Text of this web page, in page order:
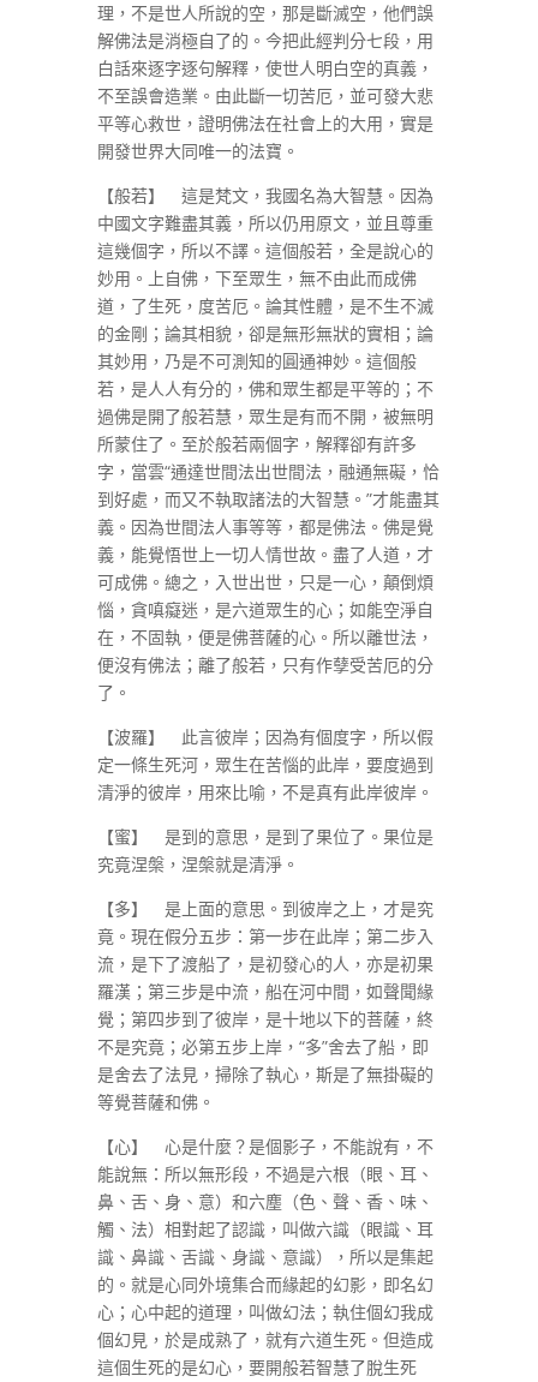
理，不是世人所說的空，那是斷滅空，他們誤
解佛法是消極自了的。今把此經判分七段，用
白話來逐字逐句解釋，使世人明白空的真義，
不至誤會造業。由此斷一切苦厄，並可發大悲
平等心救世，證明佛法在社會上的大用，實是
開發世界大同唯一的法寶。
【般若】 這是梵文，我國名為大智慧。因為
中國文字難盡其義，所以仍用原文，並且尊重
這幾個字，所以不譯。這個般若，全是說心的
妙用。上自佛，下至眾生，無不由此而成佛
道，了生死，度苦厄。論其性體，是不生不滅
的金剛；論其相貌，卻是無形無狀的實相；論
其妙用，乃是不可測知的圓通神妙。這個般
若，是人人有分的，佛和眾生都是平等的；不
過佛是開了般若慧，眾生是有而不開，被無明
所蒙住了。至於般若兩個字，解釋卻有許多
字，當雲“通達世間法出世間法，融通無礙，恰
到好處，而又不執取諸法的大智慧。”才能盡其
義。因為世間法人事等等，都是佛法。佛是覺
義，能覺悟世上一切人情世故。盡了人道，才
可成佛。總之，入世出世，只是一心，顛倒煩
惱，貪嗔癡迷，是六道眾生的心；如能空淨自
在，不固執，便是佛菩薩的心。所以離世法，
便沒有佛法；離了般若，只有作孽受苦厄的分
了。
【波羅】 此言彼岸；因為有個度字，所以假
定一條生死河，眾生在苦惱的此岸，要度過到
清淨的彼岸，用來比喻，不是真有此岸彼岸。
【蜜】 是到的意思，是到了果位了。果位是
究竟涅槃，涅槃就是清淨。
【多】 是上面的意思。到彼岸之上，才是究
竟。現在假分五步：第一步在此岸；第二步入
流，是下了渡船了，是初發心的人，亦是初果
羅漢；第三步是中流，船在河中間，如聲聞緣
覺；第四步到了彼岸，是十地以下的菩薩，終
不是究竟；必第五步上岸，“多”舍去了船，即
是舍去了法見，掃除了執心，斯是了無掛礙的
等覺菩薩和佛。
【心】 心是什麼？是個影子，不能說有，不
能說無：所以無形段，不過是六根（眼、耳、
鼻、舌、身、意）和六塵（色、聲、香、味、
觸、法）相對起了認識，叫做六識（眼識、耳
識、鼻識、舌識、身識、意識），所以是集起
的。就是心同外境集合而緣起的幻影，即名幻
心；心中起的道理，叫做幻法；執住個幻我成
個幻見，於是成熟了，就有六道生死。但造成
這個生死的是幻心，要開般若智慧了脫生死